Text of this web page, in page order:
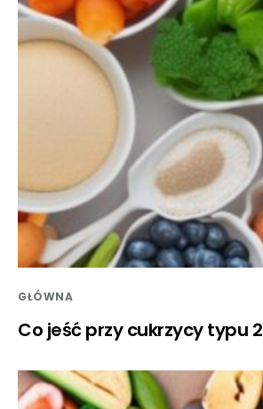
GŁÓWNA
Co jeść przy cukrzycy typu 2